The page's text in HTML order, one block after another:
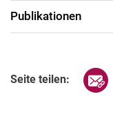
Publikationen
Seite teilen: